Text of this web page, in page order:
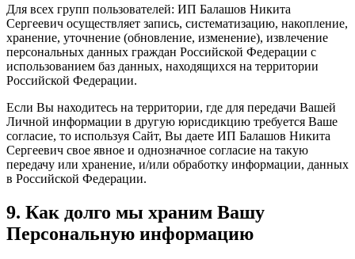
Для всех групп пользователей: ИП Балашов Никита
Сергеевич осуществляет запись, систематизацию, накопление,
хранение, уточнение (обновление, изменение), извлечение
персональных данных граждан Российской Федерации с
использованием баз данных, находящихся на территории
Российской Федерации.
Если Вы находитесь на территории, где для передачи Вашей
Личной информации в другую юрисдикцию требуется Ваше
согласие, то используя Сайт, Вы даете ИП Балашов Никита
Сергеевич свое явное и однозначное согласие на такую
передачу или хранение, и/или обработку информации, данных
в Российской Федерации.
9. Как долго мы храним Вашу
Персональную информацию